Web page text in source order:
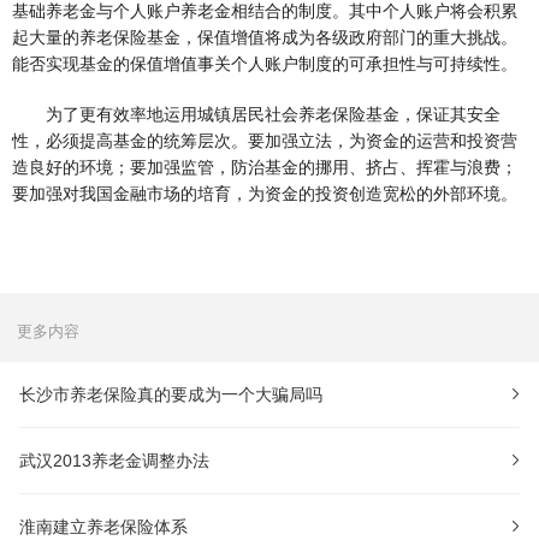
基础养老金与个人账户养老金相结合的制度。其中个人账户将会积累
起大量的养老保险基金，保值增值将成为各级政府部门的重大挑战。
能否实现基金的保值增值事关个人账户制度的可承担性与可持续性。
为了更有效率地运用城镇居民社会养老保险基金，保证其安全
性，必须提高基金的统筹层次。要加强立法，为资金的运营和投资营
造良好的环境；要加强监管，防治基金的挪用、挤占、挥霍与浪费；
要加强对我国金融市场的培育，为资金的投资创造宽松的外部环境。
更多内容
长沙市养老保险真的要成为一个大骗局吗
武汉2013养老金调整办法
淮南建立养老保险体系